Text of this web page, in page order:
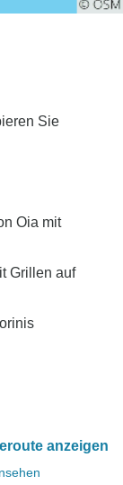
Sie
Oia mit
Grillen auf
anzeigen